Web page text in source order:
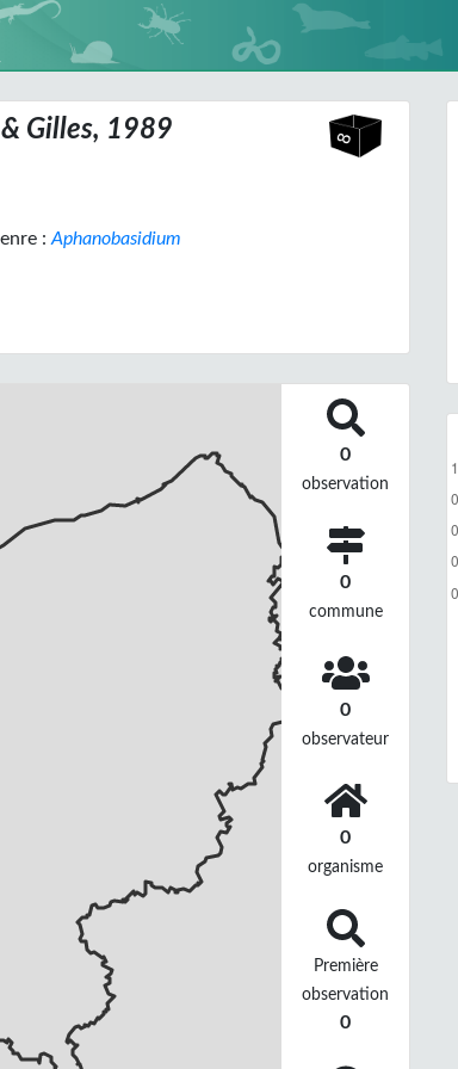
Gilles, 1989
: Aphanobasidium
0
observation
0
commune
0
observateur
0
organisme
Première
observation
0